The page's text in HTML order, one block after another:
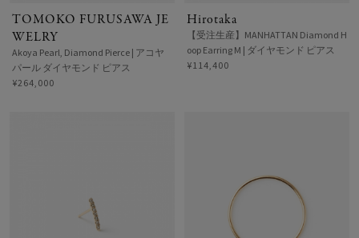
TOMOKO FURUSAWA JE
WELRY
Akoya Pearl, Diamond Pierce | アコヤ
パール ダイヤモンド ピアス
¥264,000
Hirotaka
【受注生産】MANHATTAN Diamond H
oop Earring M | ダイヤモンド ピアス
¥114,400